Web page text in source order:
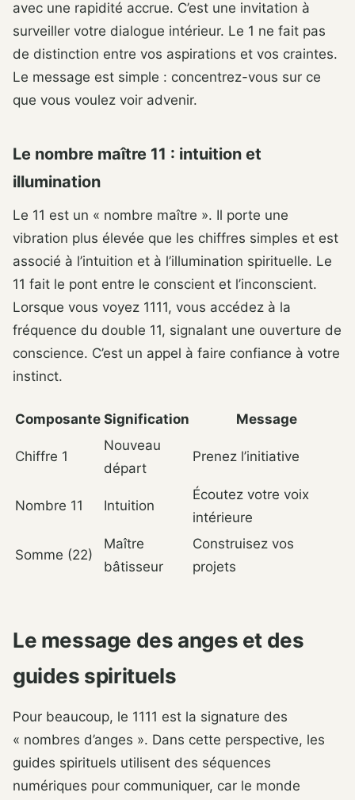
avec une rapidité accrue. C’est une invitation à
surveiller votre dialogue intérieur. Le 1 ne fait pas
de distinction entre vos aspirations et vos craintes.
Le message est simple : concentrez-vous sur ce
que vous voulez voir advenir.
Le nombre maître 11 : intuition et
illumination
Le 11 est un « nombre maître ». Il porte une
vibration plus élevée que les chiffres simples et est
associé à l’intuition et à l’illumination spirituelle. Le
11 fait le pont entre le conscient et l’inconscient.
Lorsque vous voyez 1111, vous accédez à la
fréquence du double 11, signalant une ouverture de
conscience. C’est un appel à faire confiance à votre
instinct.
Composante Signification Message
Chiffre 1
Nouveau
départ
Prenez l’initiative
Nombre 11 Intuition
Écoutez votre voix
intérieure
Somme (22)
Maître
bâtisseur
Construisez vos
projets
Le message des anges et des
guides spirituels
Pour beaucoup, le 1111 est la signature des
« nombres d’anges ». Dans cette perspective, les
guides spirituels utilisent des séquences
numériques pour communiquer, car le monde